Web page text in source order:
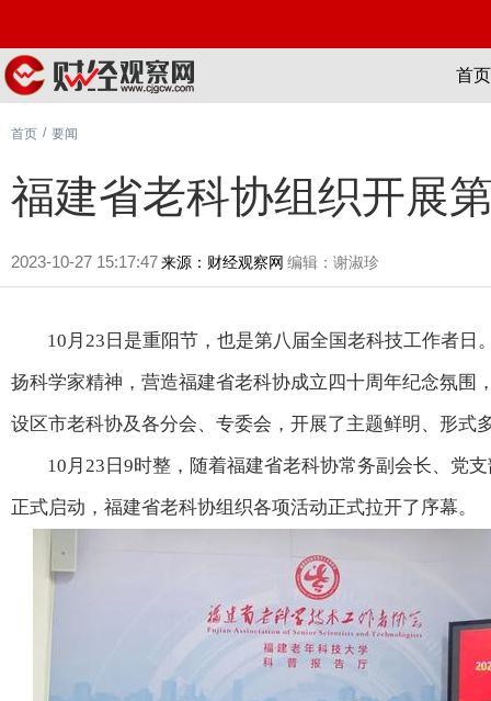
首页
首页 / 要闻
福建省老科协组织开展
2023-10-27 15:17:47来源：财经观察网 编辑：谢淑珍
10月23日是重阳节，也是第八届全国老科技工作者日
扬科学家精神，营造福建省老科协成立四十周年纪念氛围
设区市老科协及各分会、专委会，开展了主题鲜明、形式
10月23日9时整，随着福建省老科协常务副会长、党
正式启动，福建省老科协组织各项活动正式拉开了序幕。